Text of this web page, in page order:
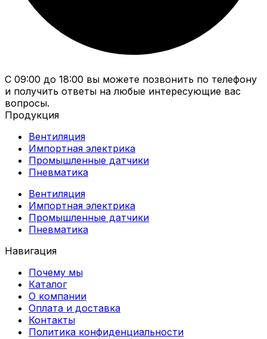
С 09:00 до 18:00 вы можете позвонить по телефону
и получить ответы на любые интересующие вас
вопросы.
Продукция
Вентиляция
Импортная электрика
Промышленные датчики
Пневматика
Вентиляция
Импортная электрика
Промышленные датчики
Пневматика
Навигация
Почему мы
Каталог
О компании
Оплата и доставка
Контакты
Политика конфиденциальности